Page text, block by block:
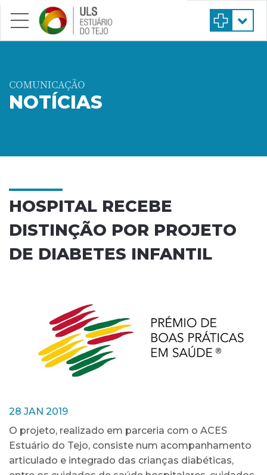
Saltar para conteúdo principal
COMUNICAÇÃO
NOTÍCIAS
HOSPITAL RECEBE
DISTINÇÃO POR PROJETO
DE DIABETES INFANTIL
28 JAN 2019
O projeto, realizado em parceria com o ACES
Estuário do Tejo, consiste num acompanhamento
articulado e integrado das crianças diabéticas,